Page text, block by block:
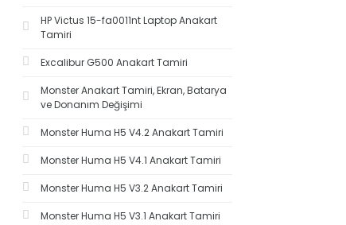
HP Victus 15-fa0011nt Laptop Anakart
Tamiri
Excalibur G500 Anakart Tamiri
Monster Anakart Tamiri, Ekran, Batarya
ve Donanım Değişimi
Monster Huma H5 V4.2 Anakart Tamiri
Monster Huma H5 V4.1 Anakart Tamiri
Monster Huma H5 V3.2 Anakart Tamiri
Monster Huma H5 V3.1 Anakart Tamiri